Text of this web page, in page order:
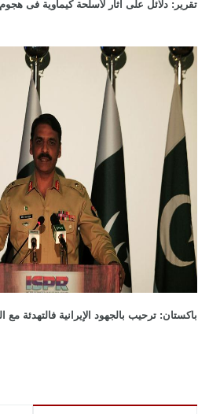
تقرير: دلائل على آثار لأسلحة كيماوية فى هجوم
باكستان: ترحيب بالجهود الإيرانية فالتهدئة مع